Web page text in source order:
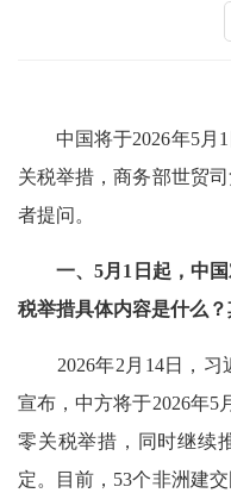
中国将于2026年5月1
关税举措，商务部世贸
者提问。
一、5月1日起，中
税举措具体内容是什么
2026年2月14日，习
宣布，中方将于2026年5
零关税举措，同时继续
定。目前，53个非洲建